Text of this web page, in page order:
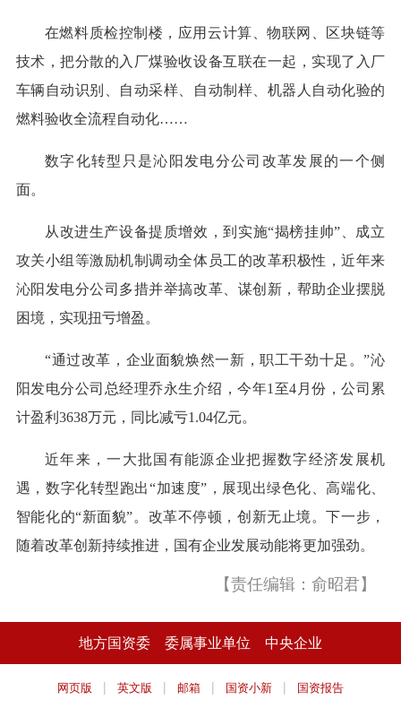
在燃料质检控制楼，应用云计算、物联网、区块链等
技术，把分散的入厂煤验收设备互联在一起，实现了入厂
车辆自动识别、自动采样、自动制样、机器人自动化验的
燃料验收全流程自动化……
数字化转型只是沁阳发电分公司改革发展的一个侧
面。
从改进生产设备提质增效，到实施“揭榜挂帅”、成立
攻关小组等激励机制调动全体员工的改革积极性，近年来
沁阳发电分公司多措并举搞改革、谋创新，帮助企业摆脱
困境，实现扭亏增盈。
“通过改革，企业面貌焕然一新，职工干劲十足。”沁
阳发电分公司总经理乔永生介绍，今年1至4月份，公司累
计盈利3638万元，同比减亏1.04亿元。
近年来，一大批国有能源企业把握数字经济发展机
遇，数字化转型跑出“加速度”，展现出绿色化、高端化、
智能化的“新面貌”。改革不停顿，创新无止境。下一步，
随着改革创新持续推进，国有企业发展动能将更加强劲。
【责任编辑：俞昭君】
地方国资委 委属事业单位 中央企业
网页版 | 英文版 | 邮箱 | 国资小新 | 国资报告